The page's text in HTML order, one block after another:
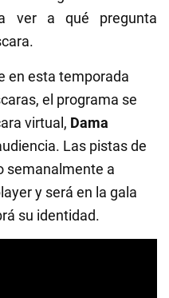
ver a qué pregunta
en esta temporada
el programa se
virtual, Dama
Las pistas de
semanalmente a
y será en la gala
su identidad.